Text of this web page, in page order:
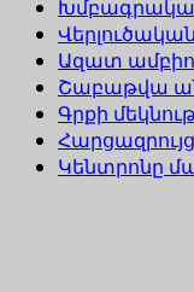
Վերլուծական
Ազատ
Շաբաթվա
Գրքի
Հարցազրույց
Կենտրոնը